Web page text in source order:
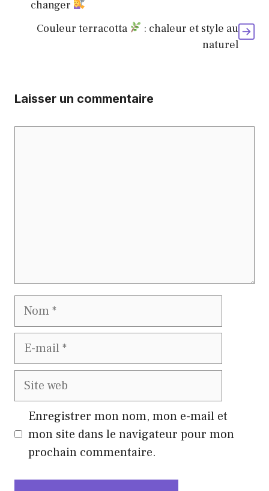
changer
Couleur terracotta
: chaleur et style au
naturel
Laisser un commentaire
Nom
E-
Site
Enregistrer mon nom, mon e-mail et
mon site dans le navigateur pour mon
prochain commentaire.